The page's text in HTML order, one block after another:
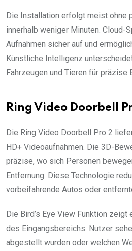
Die Installation erfolgt meist ohne
innerhalb weniger Minuten. Cloud-
Aufnahmen sicher auf und
Künstliche Intelligenz
Fahrzeugen und Tieren für präzise
Ring Video Doorbell
Die Ring Video Doorbell Pro 2
HD+ Videoaufnahmen. Die 3D-
präzise, wo sich Personen
Entfernung. Diese Technologie
vorbeifahrende Autos oder
Die Bird’s Eye View Funktion
des Eingangsbereichs. Nutzer
abgestellt wurden oder welchen